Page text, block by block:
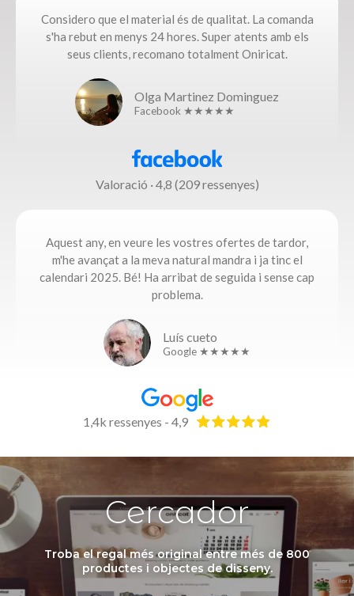
Considero que el material és de qualitat. La comanda
s'ha rebut en menys 24 hores. Super atents amb els
seus clients, recomano totalment Oniricat.
Olga Martinez Dominguez
Facebook ★★★★★
Valoració · 4,8 (209 ressenyes)
Aquest any, en veure les vostres ofertes de tardor,
m'he avançat a la meva natural mandra i ja tinc el
calendari 2025. Bé! Ha arribat de seguida i sense cap
problema.​
Luís cueto
Google ★★★★★
1,4k ressenyes - 4,9
Cercador
Troba el regal més original entre més de 800
productes i objectes de disseny.